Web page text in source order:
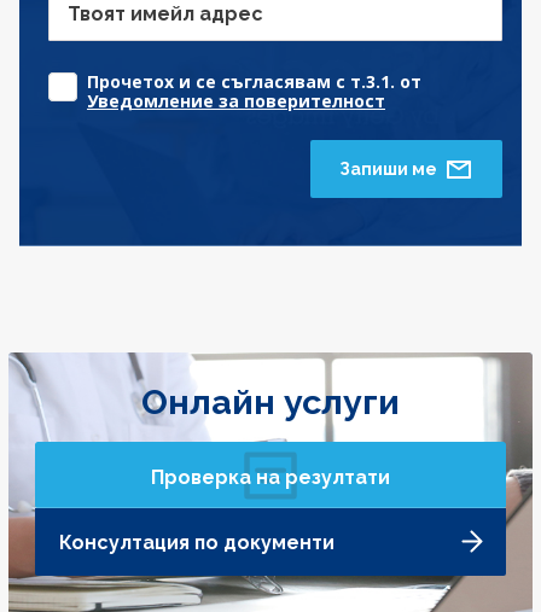
Твоят имейл адрес
Прочетох и се съгласявам с т.3.1. от
Уведомление за поверителност
Запиши ме
Онлайн услуги
Проверка на резултати
Консултация по документи